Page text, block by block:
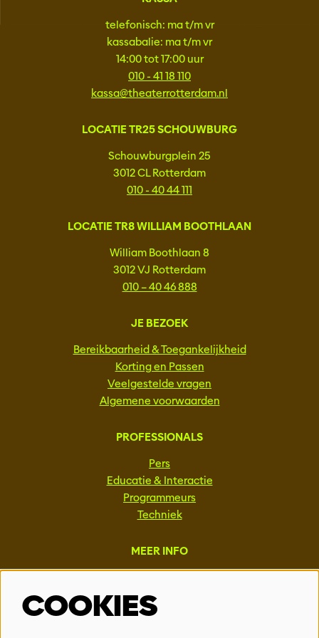
telefonisch: ma t/m vr
kassabalie: ma t/m vr
14:00 tot 17:00 uur
010 - 41 18 110
kassa@theaterrotterdam.nl
LOCATIE TR25 SCHOUWBURG
Schouwburgplein 25
3012 CL Rotterdam
010 - 40 44 111
LOCATIE TR8 WILLIAM BOOTHLAAN
William Boothlaan 8
3012 VJ Rotterdam
010 – 40 46 888
JE BEZOEK
Bereikbaarheid & Toegankelijkheid
Korting en Passen
Veelgestelde vragen
Algemene voorwaarden
PROFESSIONALS
Pers
Educatie & Interactie
Programmeurs
Techniek
MEER INFO
Vacatures
Events & Partnerships
COOKIES